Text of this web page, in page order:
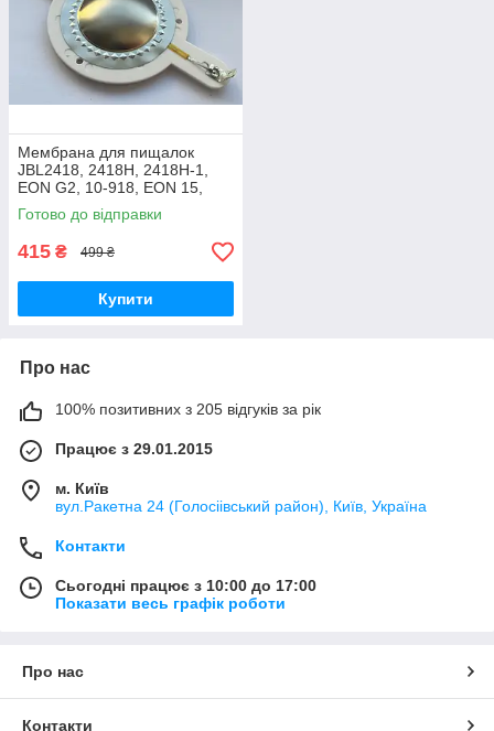
Мембрана для пищалок
JBL2418, 2418H, 2418H-1,
EON G2, 10-918, EON 15,
EON POWER15, MR902,
MR905, MR922, MR925
Готово до відправки
415 ₴ 499 ₴
Купити
Про нас
100% позитивних з 205 відгуків за рік
Працює з 29.01.2015
м. Київ
вул.Ракетна 24 (Голосіівський район), Київ, Україна
Контакти
Сьогодні працює з 10:00 до 17:00
Показати весь графік роботи
Про нас
Контакти